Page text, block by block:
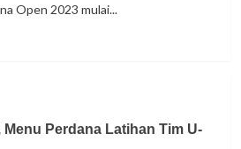
Open 2023 mulai...
Perdana Latihan Tim U-